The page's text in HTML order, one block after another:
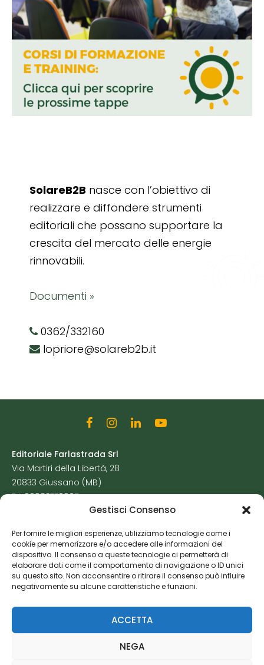
Gestisci Consenso
Per fornire le migliori esperienze, utilizziamo tecnologie come i
cookie per memorizzare e/o accedere alle informazioni del
dispositivo. Il consenso a queste tecnologie ci permetterà di
elaborare dati come il comportamento di navigazione o ID unici
su questo sito. Non acconsentire o ritirare il consenso può influire
negativamente su alcune caratteristiche e funzioni.
ACCETTA
NEGA
SolareB2B nasce con l’obiettivo di
realizzare e diffondere strumenti
editoriali che possano supportare la
crescita del mercato delle energie
rinnovabili.
Documenti »
0362/332160
lopriore@solareb2b.it
Editoriale Farlastrada Srl
Via Martiri della Libertà, 28
20833 Giussano (MB)
P.I. 06982770965
Cookie Policy
Risorse Aggiuntive